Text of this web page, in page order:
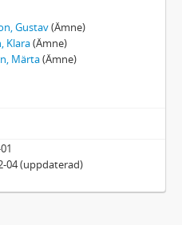
Gustav(Ämne)
Klara(Ämne)
Märta(Ämne)
04 (uppdaterad)